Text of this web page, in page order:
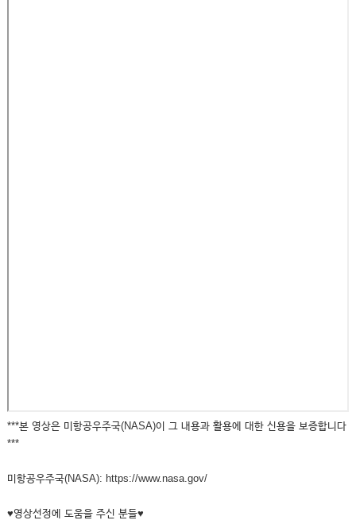
***본 영상은 미항공우주국(NASA)이 그 내용과 활용에 대한 신용을 보증합니다
***
미항공우주국(NASA): https://www.nasa.gov/
♥영상선정에 도움을 주신 분들♥